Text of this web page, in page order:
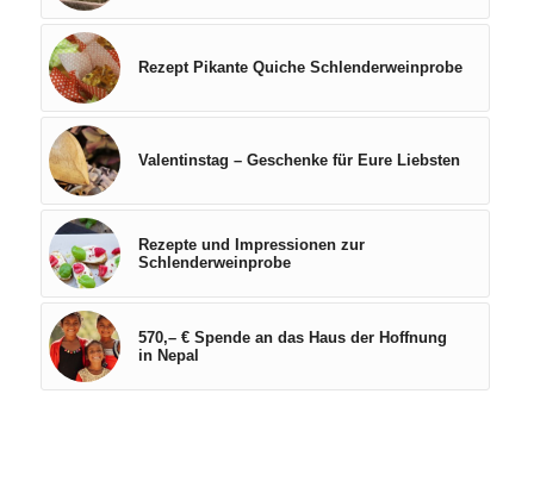
Rezept Pikante Quiche Schlenderweinprobe
Valentinstag – Geschenke für Eure Liebsten
Rezepte und Impressionen zur
Schlenderweinprobe
570,– € Spende an das Haus der Hoffnung
in Nepal